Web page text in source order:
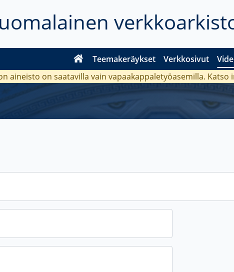
Teemakeräykset Verkkosivut
aineisto on saatavilla vain vapaakappaletyöasemilla. Katso